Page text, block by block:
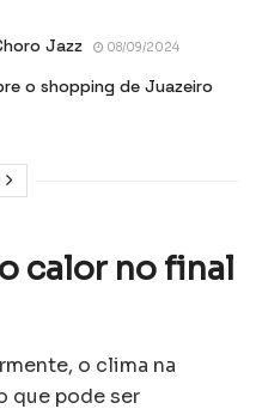
Jazz 08/09/2024
o shopping de Juazeiro
calor no final
o clima na
que pode ser